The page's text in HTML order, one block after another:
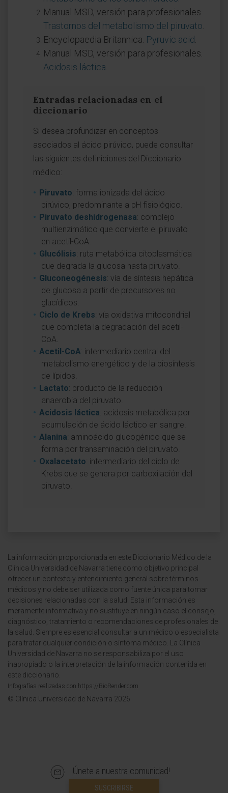
Manual MSD, versión para profesionales.
Trastornos del metabolismo del piruvato
Encyclopaedia Britannica. Pyruvic acid
Manual MSD, versión para profesionales.
Acidosis láctica
Entradas relacionadas en el
diccionario
Si desea profundizar en conceptos
asociados al ácido pirúvico, puede consultar
las siguientes definiciones del Diccionario
médico:
Piruvato: forma ionizada del ácido
pirúvico, predominante a pH fisiológico.
Piruvato deshidrogenasa: complejo
multienzimático que convierte el piruvato
en acetil-CoA.
Glucólisis: ruta metabólica citoplasmática
que degrada la glucosa hasta piruvato.
Gluconeogénesis: vía de síntesis hepática
de glucosa a partir de precursores no
glucídicos.
Ciclo de Krebs: vía oxidativa mitocondrial
que completa la degradación del acetil-
CoA.
Acetil-CoA: intermediario central del
metabolismo energético y de la biosíntesis
de lípidos.
Lactato: producto de la reducción
anaerobia del piruvato.
Acidosis láctica: acidosis metabólica por
acumulación de ácido láctico en sangre.
Alanina: aminoácido glucogénico que se
forma por transaminación del piruvato.
Oxalacetato: intermediario del ciclo de
Krebs que se genera por carboxilación del
piruvato.
La información proporcionada en este Diccionario Médico de la
Clínica Universidad de Navarra tiene como objetivo principal
ofrecer un contexto y entendimiento general sobre términos
médicos y no debe ser utilizada como fuente única para tomar
decisiones relacionadas con la salud. Esta información es
meramente informativa y no sustituye en ningún caso el consejo,
diagnóstico, tratamiento o recomendaciones de profesionales de
la salud. Siempre es esencial consultar a un médico o especialista
para tratar cualquier condición o síntoma médico. La Clínica
Universidad de Navarra no se responsabiliza por el uso
inapropiado o la interpretación de la información contenida en
este diccionario.
Infografías realizadas con https://BioRender.com
© Clínica Universidad de Navarra 2026
¡Únete a nuestra comunidad!
SUSCRIBIRSE